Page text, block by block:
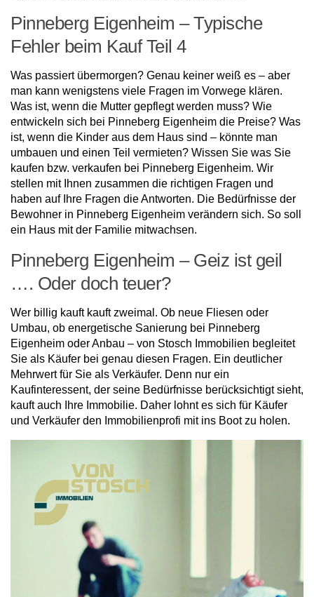
Pinneberg Eigenheim – Typische
Fehler beim Kauf Teil 4
Was passiert übermorgen? Genau keiner weiß es – aber
man kann wenigstens viele Fragen im Vorwege klären.
Was ist, wenn die Mutter gepflegt werden muss? Wie
entwickeln sich bei Pinneberg Eigenheim die Preise? Was
ist, wenn die Kinder aus dem Haus sind – könnte man
umbauen und einen Teil vermieten? Wissen Sie was Sie
kaufen bzw. verkaufen bei Pinneberg Eigenheim. Wir
stellen mit Ihnen zusammen die richtigen Fragen und
haben auf Ihre Fragen die Antworten. Die Bedürfnisse der
Bewohner in Pinneberg Eigenheim verändern sich. So soll
ein Haus mit der Familie mitwachsen.
Pinneberg Eigenheim – Geiz ist geil
…. Oder doch teuer?
Wer billig kauft kauft zweimal. Ob neue Fliesen oder
Umbau, ob energetische Sanierung bei Pinneberg
Eigenheim oder Anbau – von Stosch Immobilien begleitet
Sie als Käufer bei genau diesen Fragen. Ein deutlicher
Mehrwert für Sie als Verkäufer. Denn nur ein
Kaufinteressent, der seine Bedürfnisse berücksichtigt sieht,
kauft auch Ihre Immobilie. Daher lohnt es sich für Käufer
und Verkäufer den Immobilienprofi mit ins Boot zu holen.